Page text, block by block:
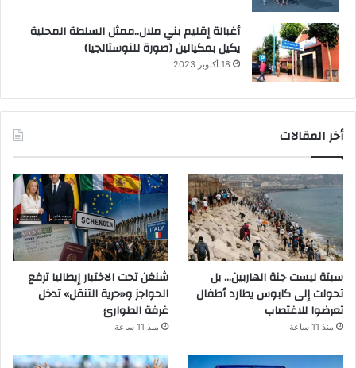
أغبالة إقليم بني ملال..ممثل السلطة المحلية
يكيل بمكيالين (صورة للنوستالجيا)
18 أكتوبر 2023
أخر المقالات
سبتة ليست جنة الهاربين… بل
تحولت إلى كابوس يطارد أطفال
تعرضوا للاغتصاب
منذ 11 ساعة
شنغن تحت الاختبار إيطاليا ترفع
الحواجز و«حرية التنقل» تدخل
غرفة الطوارئ
منذ 11 ساعة